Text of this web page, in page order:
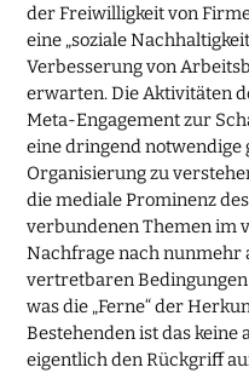
der Freiwilligkeit von
eine „soziale
Verbesserung von
erwarten. Die Aktivitäten
Meta-Engagement zur
eine dringend
Organisierung zu
die mediale Prominenz
verbundenen Themen im
Nachfrage nach nunmehr
vertretbaren
was die „Ferne“ der
Bestehenden ist das
eigentlich den Rückgriff